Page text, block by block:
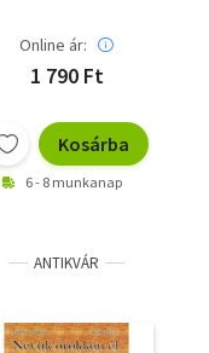
Online ár:
1 790 Ft
Kosárba
6 - 8 munkanap
ANTIKVÁR